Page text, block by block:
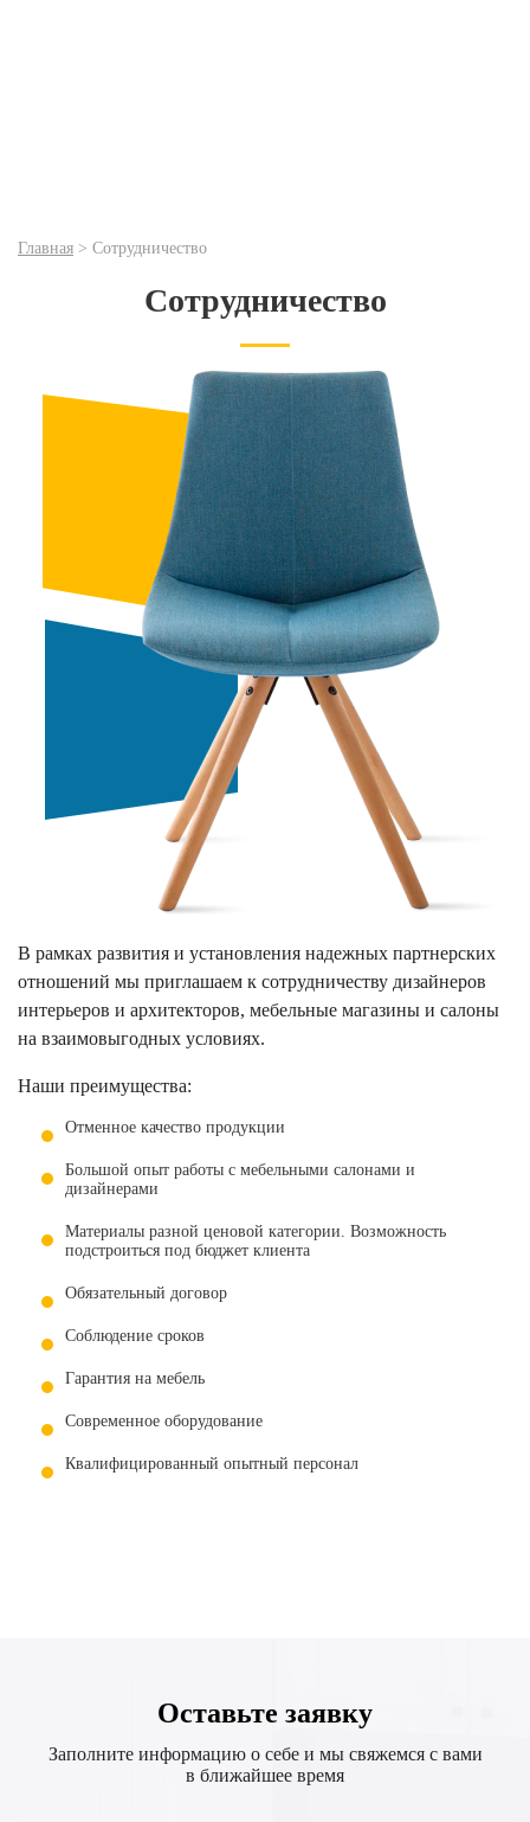
Главная > Сотрудничество
Сотрудничество
В рамках развития и установления надежных партнерских
отношений мы приглашаем к сотрудничеству дизайнеров
интерьеров и архитекторов, мебельные магазины и салоны
на взаимовыгодных условиях.
Наши преимущества:
Отменное качество продукции
Большой опыт работы с мебельными салонами и
дизайнерами
Материалы разной ценовой категории. Возможность
подстроиться под бюджет клиента
Обязательный договор
Соблюдение сроков
Гарантия на мебель
Современное оборудование
Квалифицированный опытный персонал
Оставьте заявку
Заполните информацию о себе и мы свяжемся с вами
в ближайшее время